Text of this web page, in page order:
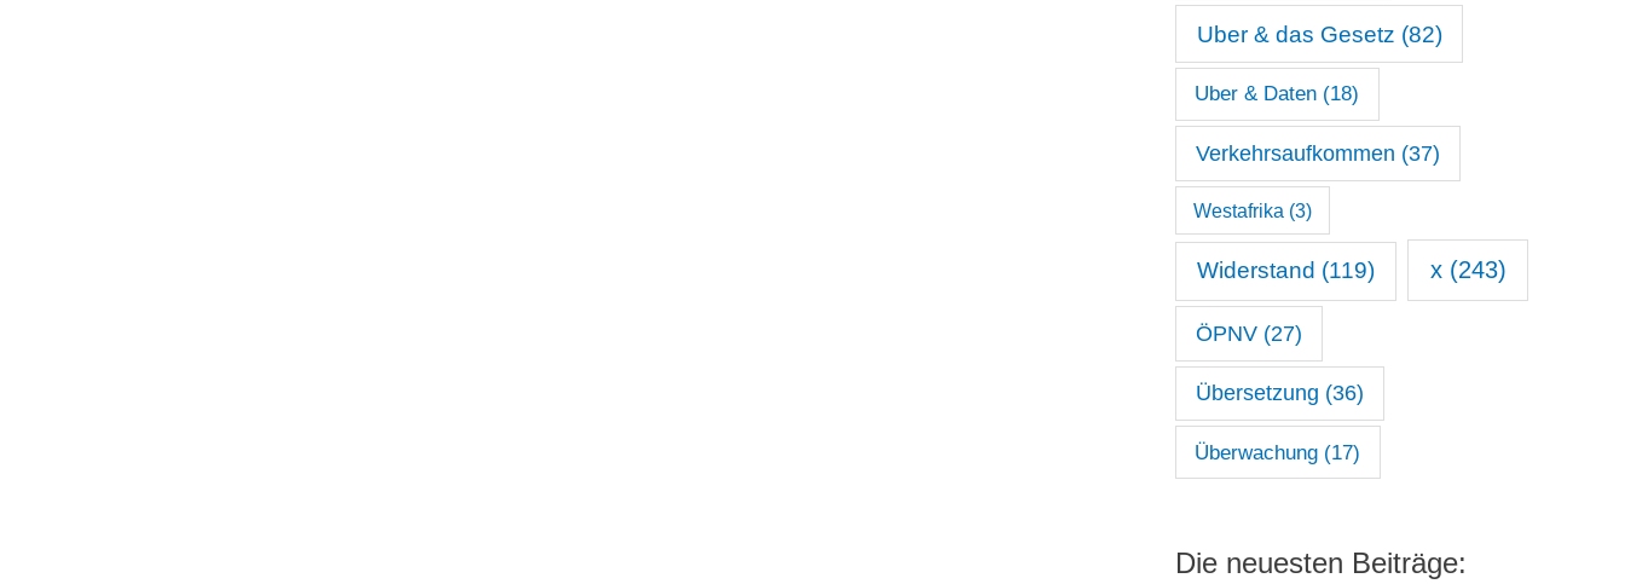
Uber & das Gesetz (82)
Uber & Daten (18)
Verkehrsaufkommen (37)
Westafrika (3)
Widerstand (119) x(243)
ÖPNV(27)
Übersetzung (36)
Überwachung (17)
Die neuesten Beiträge: